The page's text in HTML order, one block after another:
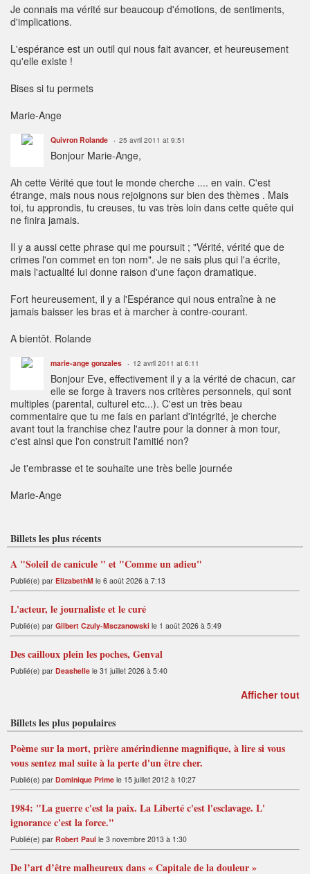
Je connais ma vérité sur beaucoup d'émotions, de sentiments,
d'implications.
L'espérance est un outil qui nous fait avancer, et heureusement
qu'elle existe !
Bises si tu permets
Marie-Ange
Quivron Rolande 25 avril 2011 at 9:51
Bonjour Marie-Ange,
Ah cette Vérité que tout le monde cherche .... en vain. C'est
étrange, mais nous nous rejoignons sur bien des thèmes . Mais
toi, tu approndis, tu creuses, tu vas très loin dans cette quête qui
ne finira jamais.
Il y a aussi cette phrase qui me poursuit ; "Vérité, vérité que de
crimes l'on commet en ton nom". Je ne sais plus qui l'a écrite,
mais l'actualité lui donne raison d'une façon dramatique.
Fort heureusement, il y a l'Espérance qui nous entraîne à ne
jamais baisser les bras et à marcher à contre-courant.
A bientôt. Rolande
marie-ange gonzales 12 avril 2011 at 6:11
Bonjour Eve, effectivement il y a la vérité de chacun, car
elle se forge à travers nos critères personnels, qui sont
multiples (parental, culturel etc...). C'est un très beau
commentaire que tu me fais en parlant d'intégrité, je cherche
avant tout la franchise chez l'autre pour la donner à mon tour,
c'est ainsi que l'on construit l'amitié non?
Je t'embrasse et te souhaite une très belle journée
Marie-Ange
Billets les plus récents
A "Soleil de canicule " et "Comme un adieu"
Publié(e) par ElizabethM le 6 août 2026 à 7:13
L'acteur, le journaliste et le curé
Publié(e) par Gilbert Czuly-Msczanowski le 1 août 2026 à 5:49
Des cailloux plein les poches, Genval
Publié(e) par Deashelle le 31 juillet 2026 à 5:40
Afficher tout
Billets les plus populaires
Poème sur la mort, prière amérindienne magnifique, à lire si vous
vous sentez mal suite à la perte d'un être cher.
Publié(e) par Dominique Prime le 15 juillet 2012 à 10:27
1984: "La guerre c'est la paix. La Liberté c'est l'esclavage. L'
ignorance c'est la force."
Publié(e) par Robert Paul le 3 novembre 2013 à 1:30
De l’art d’être malheureux dans « Capitale de la douleur »